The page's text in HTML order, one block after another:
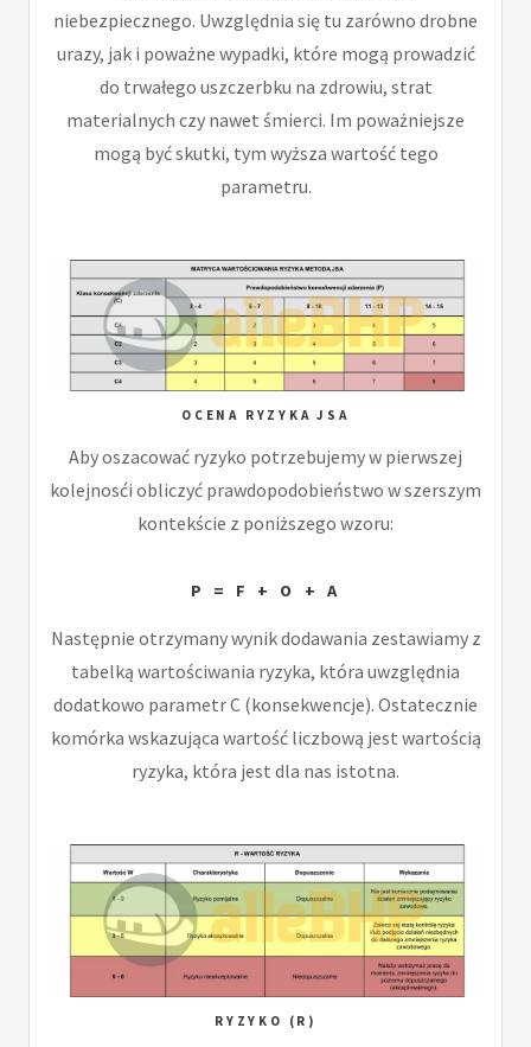
niebezpiecznego. Uwzględnia się tu zarówno drobne
urazy, jak i poważne wypadki, które mogą prowadzić
do trwałego uszczerbku na zdrowiu, strat
materialnych czy nawet śmierci. Im poważniejsze
mogą być skutki, tym wyższa wartość tego
parametru.
OCENA RYZYKA JSA
Aby oszacować ryzyko potrzebujemy w pierwszej
kolejnosći obliczyć prawdopodobieństwo w szerszym
kontekście z poniższego wzoru:
P = F + O + A
Następnie otrzymany wynik dodawania zestawiamy z
tabelką wartościwania ryzyka, która uwzględnia
dodatkowo parametr C (konsekwencje). Ostatecznie
komórka wskazująca wartość liczbową jest wartością
ryzyka, która jest dla nas istotna.
RYZYKO (R)